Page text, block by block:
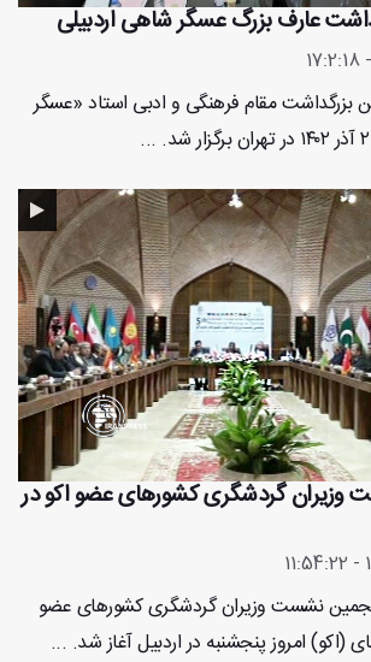
عارف بزرگ عسگر شاهی اردبیلی
بزرگداشت مقام فرهنگی و ادبی استاد «عسگر
وزیران گردشگری کشورهای عضو اکو در
نشست وزیران گردشگری کشورهای عضو
(اکو) امروز پنجشنبه در اردبیل آغاز شد. ...